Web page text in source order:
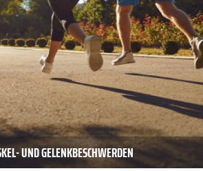
UND GELENKBESCHWERDEN